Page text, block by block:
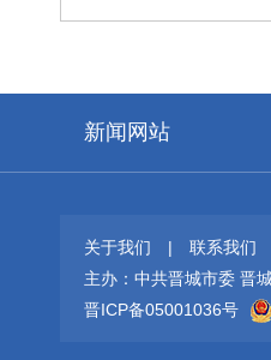
新闻网站
关于我们 | 联系我们
主办：中共晋城市委 晋
晋ICP备05001036号